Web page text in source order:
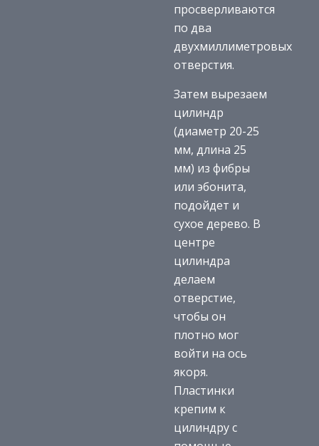
просверливаются
по два
двухмиллиметровых
отверстия.
Затем вырезаем
цилиндр
(диаметр 20-25
мм, длина 25
мм) из фибры
или эбонита,
подойдет и
сухое дерево. В
центре
цилиндра
делаем
отверстие,
чтобы он
плотно мог
войти на ось
якоря.
Пластинки
крепим к
цилиндру с